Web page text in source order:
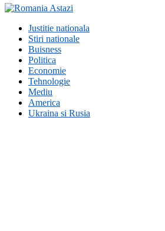
Justitie nationala
Stiri nationale
Buisness
Politica
Economie
Tehnologie
Mediu
America
Ukraina si Rusia